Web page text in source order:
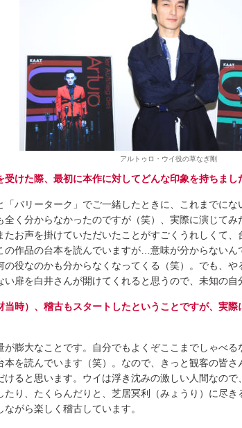
アルトゥロ・ウイ役の草なぎ剛
受けた際、最初に本作に対してどんな印象を持ちまし
バリーターク」でご一緒したときに、これまでにな
全く分からなかったのですが（笑）、実際に演じて
たお声を掛けていただいたことがすごくうれしくて、
の作品の台本を読んでいますが…意味が分からないん
の役なのかも分からなくなってくる（笑）。でも、
い扉を白井さんが開けてくれると思うので、未知の自
当時）、稽古もスタートしたということですが、実
膨大なことです。自分でもよくぞここまでしゃべる
本を読んでいます（笑）。なので、きっと観客の皆
けると思います。ウイは浮き沈みの激しい人間なの
たり、たくらんだりと、芝居冥利（みょうり）に尽
ながら楽しく稽古しています。